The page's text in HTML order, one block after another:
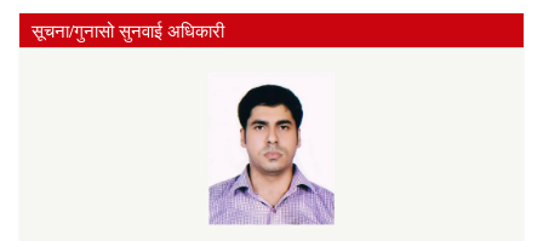
सूचना/गुनासो सुनवाई अधिकारी